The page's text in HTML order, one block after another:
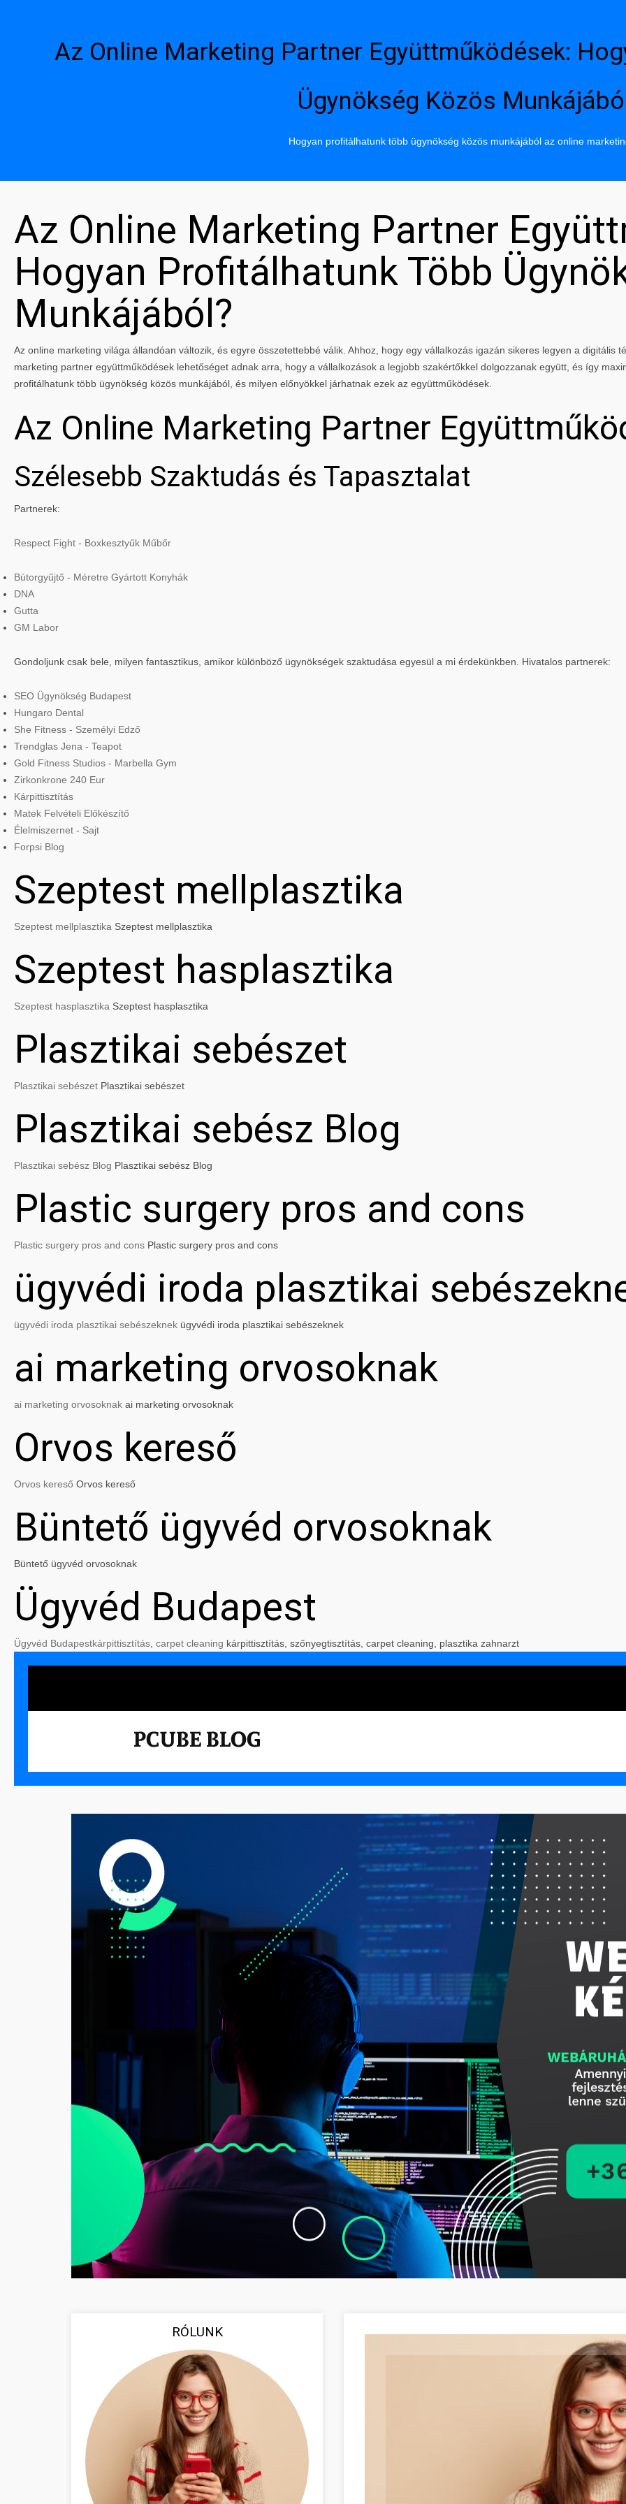
Az Online Marketing Partner Együttműködések:
Ügynökség Közös
Hogyan profitálhatunk több ügynökség közös munkájából az online
Az Online Marketing Partner
Hogyan Profitálhatunk Több
Munkájából?
Az online marketing világa állandóan változik, és egyre összetettebbé válik. Ahhoz, hogy egy vállalkozás igazán sikeres legyen a digitális
marketing partner együttműködések lehetőséget adnak arra, hogy a vállalkozások a legjobb szakértőkkel dolgozzanak együtt, és így
profitálhatunk több ügynökség közös munkájából, és milyen előnyökkel járhatnak ezek az együttműködések.
Az Online Marketing Partner
Szélesebb Szaktudás és Tapasztalat
Partnerek:
Respect Fight - Boxkesztyűk Műbőr
Bútorgyűjtő - Méretre Gyártott Konyhák
DNA
Gutta
GM Labor
Gondoljunk csak bele, milyen fantasztikus, amikor különböző ügynökségek szaktudása egyesül a mi érdekünkben. Hivatalos partnerek:
SEO Ügynökség Budapest
Hungaro Dental
She Fitness - Személyi Edző
Trendglas Jena - Teapot
Gold Fitness Studios - Marbella Gym
Zirkonkrone 240 Eur
Kárpittisztítás
Matek Felvételi Előkészítő
Élelmiszernet - Sajt
Forpsi Blog
Szeptest mellplasztika
Szeptest mellplasztika Szeptest mellplasztika
Szeptest hasplasztika
Szeptest hasplasztika Szeptest hasplasztika
Plasztikai sebészet
Plasztikai sebészet Plasztikai sebészet
Plasztikai sebész Blog
Plasztikai sebész Blog Plasztikai sebész Blog
Plastic surgery pros and cons
Plastic surgery pros and cons Plastic surgery pros and cons
ügyvédi iroda plasztikai
ügyvédi iroda plasztikai sebészeknek ügyvédi iroda plasztikai sebészeknek
ai marketing orvosoknak
ai marketing orvosoknak ai marketing orvosoknak
Orvos kereső
Orvos kereső Orvos kereső
Büntető ügyvéd orvosoknak
Büntető ügyvéd orvosoknak
Ügyvéd Budapest
Ügyvéd Budapestkárpittisztítás carpet cleaning kárpittisztítás, szőnyegtisztítás, carpet cleaning, plasztika zahnarzt
RÓLUNK